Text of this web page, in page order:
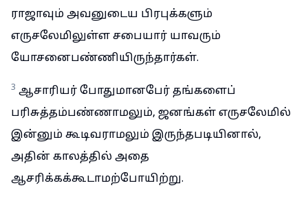
ராஜாவும் அவனுடைய பிரபுக்களும்
எருசலேமிலுள்ள சபையார் யாவரும்
யோசனைபண்ணியிருந்தார்கள்.
3 ஆசாரியர் போதுமானபேர் தங்களைப்
பரிசுத்தம்பண்ணாமலும், ஜனங்கள் எருசலேமில்
இன்னும் கூடிவராமலும் இருந்தபடியினால்,
அதின் காலத்தில் அதை
ஆசரிக்கக்கூடாமற்போயிற்று.